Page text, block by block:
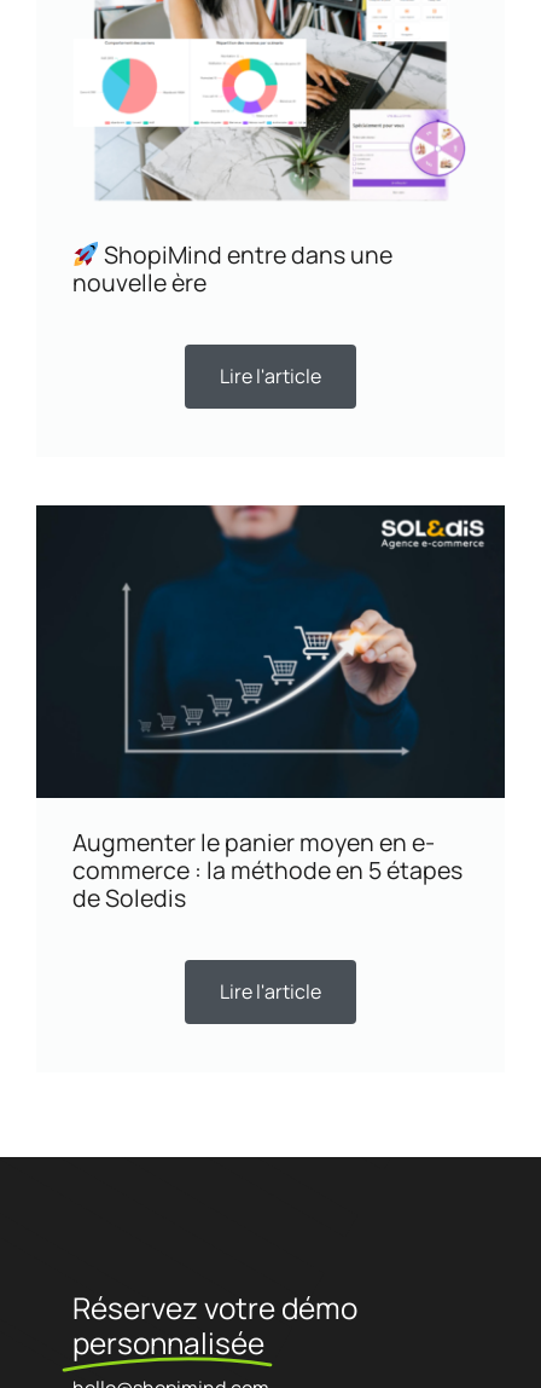
ShopiMind entre dans une
nouvelle ère
Lire l'article
Augmenter le panier moyen en e-
commerce : la méthode en 5 étapes
de Soledis
Lire l'article
Réservez votre démo
personnalisée